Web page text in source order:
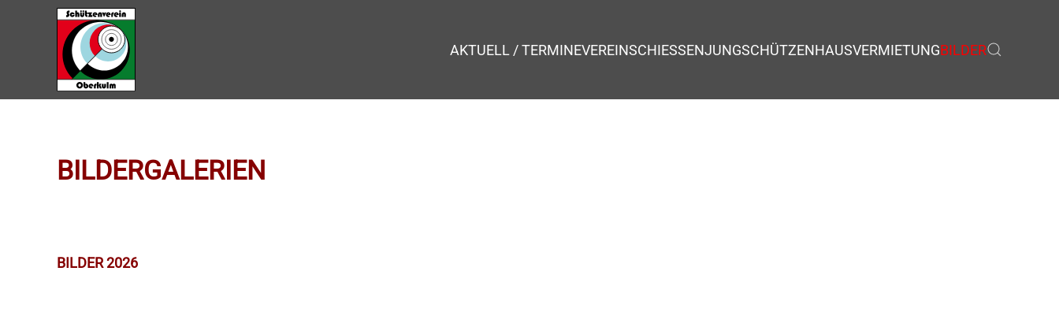
Zum Hauptinhalt springen AKTUELL / TERMINEVEREINSCHIESSENJUNGSCHÜTZENHAUSVERMIETUNGBILDER
BILDERGALERIEN
BILDER 2026